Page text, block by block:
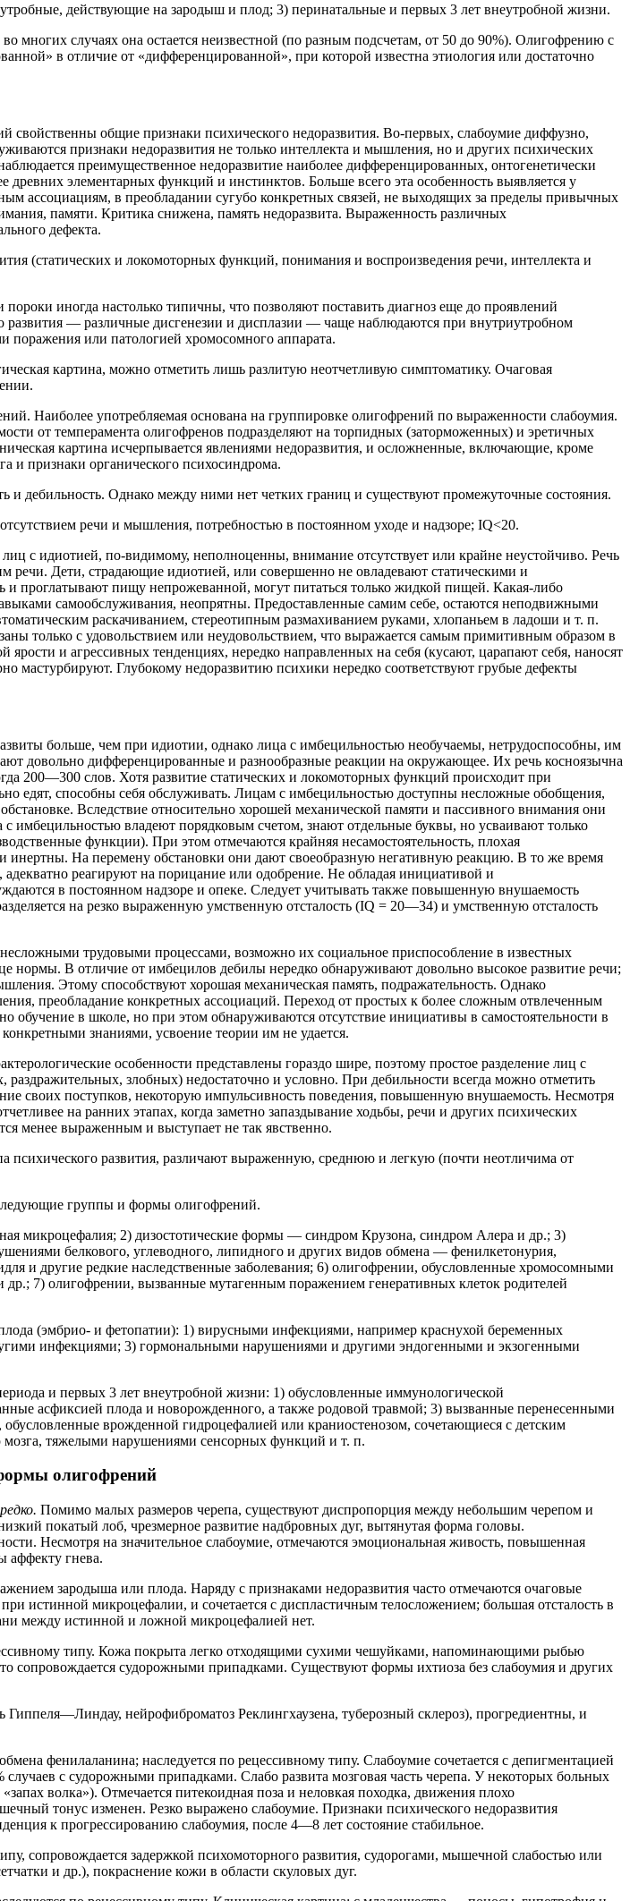
действующие на зародыш и плод; 3) перинатальные и первых 3 лет внеутробной жизни.
многих случаях она остается неизвестной (по разным подсчетам, от 50 до 90%). Олигофрению с
в отличие от «дифференцированной», при которой известна этиология или достаточно
свойственны общие признаки психического недоразвития. Во-первых, слабоумие диффузно,
признаки недоразвития не только интеллекта и мышления, но и других психических
преимущественное недоразвитие наиболее дифференцированных, онтогенетически
элементарных функций и инстинктов. Больше всего эта особенность выявляется у
ассоциациям, в преобладании сугубо конкретных связей, не выходящих за пределы привычных
памяти. Критика снижена, память недоразвита. Выраженность различных
дефекта.
(статических и локомоторных функций, понимания и воспроизведения речи, интеллекта и
иногда настолько типичны, что позволяют поставить диагноз еще до проявлений
развития — различные дисгенезии и дисплазии — чаще наблюдаются при внутриутробном
поражения или патологией хромосомного аппарата.
картина, можно отметить лишь разлитую неотчетливую симптоматику. Очаговая
Наиболее употребляемая основана на группировке олигофрений по выраженности слабоумия.
от темперамента олигофренов подразделяют на торпидных (заторможенных) и эретичных
картина исчерпывается явлениями недоразвития, и осложненные, включающие, кроме
и признаки органического психосиндрома.
и дебильность. Однако между ними нет четких границ и существуют промежуточные состояния.
речи и мышления, потребностью в постоянном уходе и надзоре; IQ<20.
с идиотией, по-видимому, неполноценны, внимание отсутствует или крайне неустойчиво. Речь
речи. Дети, страдающие идиотией, или совершенно не овладевают статическими и
проглатывают пищу непрожеванной, могут питаться только жидкой пищей. Какая-либо
самообслуживания, неопрятны. Предоставленные самим себе, остаются неподвижными
раскачиванием, стереотипным размахиванием руками, хлопаньем в ладоши и т. п.
только с удовольствием или неудовольствием, что выражается самым примитивным образом в
и агрессивных тенденциях, нередко направленных на себя (кусают, царапают себя, наносят
мастурбируют. Глубокому недоразвитию психики нередко соответствуют грубые дефекты
больше, чем при идиотии, однако лица с имбецильностью необучаемы, нетрудоспособны, им
довольно дифференцированные и разнообразные реакции на окружающее. Их речь косноязычна
200—300 слов. Хотя развитие статических и локомоторных функций происходит при
едят, способны себя обслуживать. Лицам с имбецильностью доступны несложные обобщения,
Вследствие относительно хорошей механической памяти и пассивного внимания они
имбецильностью владеют порядковым счетом, знают отдельные буквы, но усваивают только
функции). При этом отмечаются крайняя несамостоятельность, плохая
На перемену обстановки они дают своеобразную негативную реакцию. В то же время
реагируют на порицание или одобрение. Не обладая инициативой и
в постоянном надзоре и опеке. Следует учитывать также повышенную внушаемость
на резко выраженную умственную отсталость (IQ = 20—34) и умственную отсталость
трудовыми процессами, возможно их социальное приспособление в известных
В отличие от имбецилов дебилы нередко обнаруживают довольно высокое развитие речи;
Этому способствуют хорошая механическая память, подражательность. Однако
преобладание конкретных ассоциаций. Переход от простых к более сложным отвлеченным
в школе, но при этом обнаруживаются отсутствие инициативы в самостоятельности в
знаниями, усвоение теории им не удается.
особенности представлены гораздо шире, поэтому простое разделение лиц с
злобных) недостаточно и условно. При дебильности всегда можно отметить
своих поступков, некоторую импульсивность поведения, повышенную внушаемость. Несмотря
на ранних этапах, когда заметно запаздывание ходьбы, речи и других психических
менее выраженным и выступает не так явственно.
психического развития, различают выраженную, среднюю и легкую (почти неотличима от
группы и формы олигофрений.
микроцефалия; 2) дизостотические формы — синдром Крузона, синдром Алера и др.; 3)
белкового, углеводного, липидного и других видов обмена — фенилкетонурия,
и другие редкие наследственные заболевания; 6) олигофрении, обусловленные хромосомными
7) олигофрении, вызванные мутагенным поражением генеративных клеток родителей
(эмбрио- и фетопатии): 1) вирусными инфекциями, например краснухой беременных
инфекциями; 3) гормональными нарушениями и другими эндогенными и экзогенными
и первых 3 лет внеутробной жизни: 1) обусловленные иммунологической
асфиксией плода и новорожденного, а также родовой травмой; 3) вызванные перенесенными
врожденной гидроцефалией или краниостенозом, сочетающиеся с детским
тяжелыми нарушениями сенсорных функций и т. п.
олигофрений
Помимо малых размеров черепа, существуют диспропорция между небольшим черепом и
покатый лоб, чрезмерное развитие надбровных дуг, вытянутая форма головы.
Несмотря на значительное слабоумие, отмечаются эмоциональная живость, повышенная
аффекту гнева.
зародыша или плода. Наряду с признаками недоразвития часто отмечаются очаговые
истинной микроцефалии, и сочетается с диспластичным телосложением; большая отсталость в
между истинной и ложной микроцефалией нет.
типу. Кожа покрыта легко отходящими сухими чешуйками, напоминающими рыбью
сопровождается судорожными припадками. Существуют формы ихтиоза без слабоумия и других
нейрофиброматоз Реклингхаузена, туберозный склероз), прогредиентны, и
фенилаланина; наследуется по рецессивному типу. Слабоумие сочетается с депигментацией
с судорожными припадками. Слабо развита мозговая часть черепа. У некоторых больных
волка»). Отмечается питекоидная поза и неловкая походка, движения плохо
тонус изменен. Резко выражено слабоумие. Признаки психического недоразвития
к прогрессированию слабоумия, после 4—8 лет состояние стабильное.
сопровождается задержкой психомоторного развития, судорогами, мышечной слабостью или
и др.), покраснение кожи в области скуловых дуг.